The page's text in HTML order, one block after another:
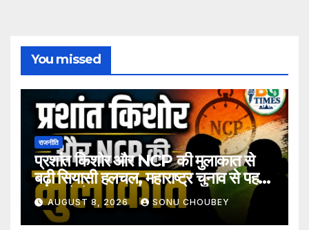
You missed
राजनीति
प्रशांत किशोर और NCP की मुलाकात से
बढ़ी सियासी हलचल, महाराष्ट्र चुनाव से पहले
अटकलें तेज
AUGUST 8, 2026 SONU CHOUBEY